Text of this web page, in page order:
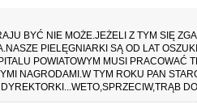
BYĆ NIE MOŻE.JEŻELI Z TYM SIĘ
PIELĘGNIARKI SĄ OD LAT
POWIATOWYM MUSI PRACOWAĆ
NAGRODAMI.W TYM ROKU PAN